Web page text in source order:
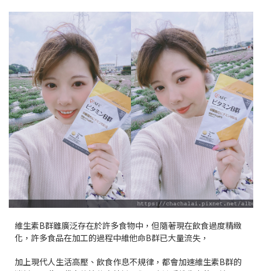
維生素B群雖廣泛存在於許多食物中，但隨著現在飲食過度精緻
化，許多食品在加工的過程中維他命B群已大量流失，
加上現代人生活高壓、飲食作息不規律，都會加速維生素B群的